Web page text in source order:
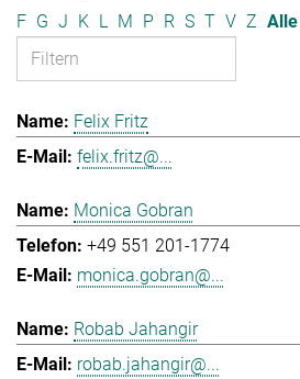
F G J K L M P R S T V Z Alle
Felix Fritz
felix.fritz@...
Monica Gobran
+49 551 201-1774
monica.gobran@...
Robab Jahangir
robab.jahangir@...